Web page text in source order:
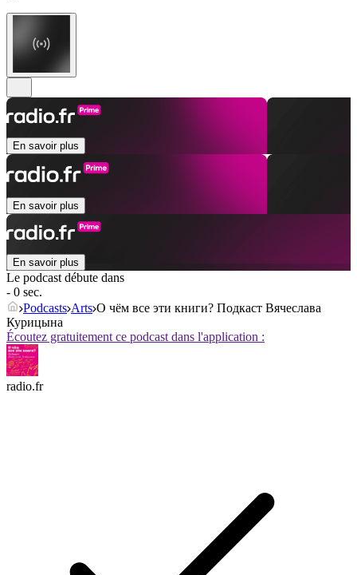
En savoir plus
En savoir plus
En savoir plus
Le podcast débute dans
- 0 sec.
Podcasts Arts О чём все эти книги? Подкаст Вячеслава
Курицына
Écoutez gratuitement ce podcast dans l'application :
radio.fr